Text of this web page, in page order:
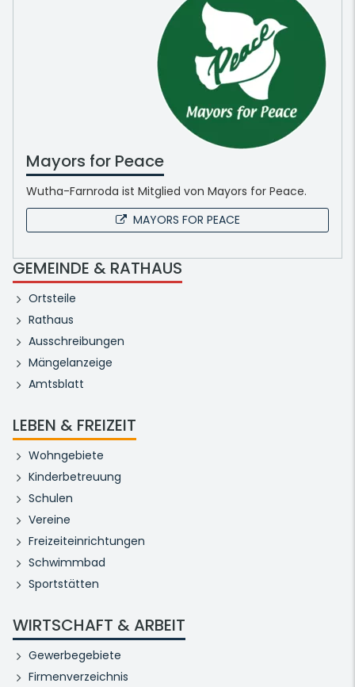
Mayors for Peace
Wutha-Farnroda ist Mitglied von Mayors for Peace.
MAYORS FOR PEACE
GEMEINDE & RATHAUS
Ortsteile
Rathaus
Ausschreibungen
Mängelanzeige
Amtsblatt
LEBEN & FREIZEIT
Wohngebiete
Kinderbetreuung
Schulen
Vereine
Freizeiteinrichtungen
Schwimmbad
Sportstätten
WIRTSCHAFT & ARBEIT
Gewerbegebiete
Firmenverzeichnis